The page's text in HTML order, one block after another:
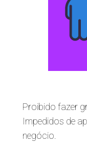
Proibido fazer
Impedidos de
negócio.